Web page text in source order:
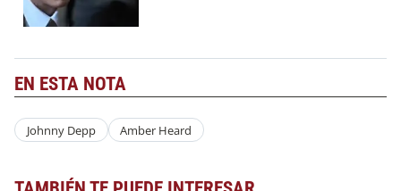
EN ESTA NOTA
Johnny Depp Amber Heard